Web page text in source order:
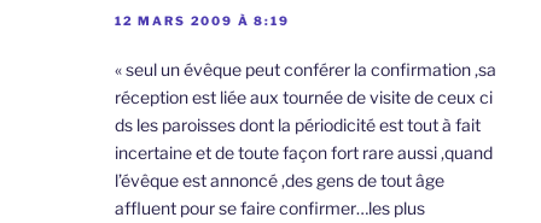
12 MARS 2009 À 8:19
« seul un évêque peut conférer la confirmation ,sa
réception est liée aux tournée de visite de ceux ci
ds les paroisses dont la périodicité est tout à fait
incertaine et de toute façon fort rare aussi ,quand
l’évêque est annoncé ,des gens de tout âge
affluent pour se faire confirmer…les plus